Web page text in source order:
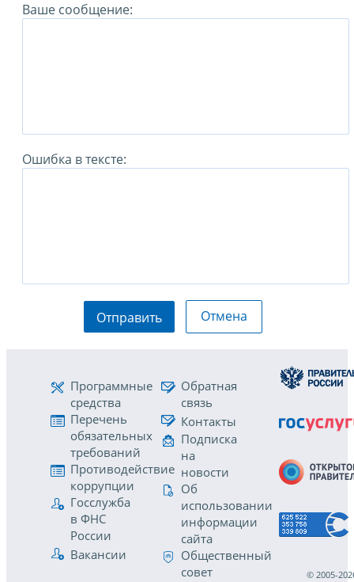
Ваше сообщение:
Ошибка в тексте:
Отправить Отмена
Программные
средства
Перечень
обязательных
требований
Противодействие
коррупции
Госслужба
в ФНС
России
Вакансии
Обратная
связь
Контакты
Подписка
на
новости
Об
использовании
информации
сайта
Общественный
совет
© 2005-